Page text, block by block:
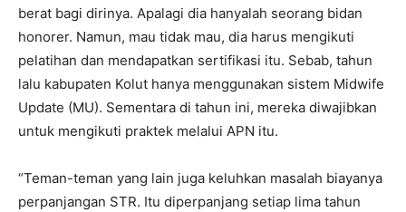
berat bagi dirinya. Apalagi dia hanyalah seorang bidan
honorer. Namun, mau tidak mau, dia harus mengikuti
pelatihan dan mendapatkan sertifikasi itu. Sebab, tahun
lalu kabupaten Kolut hanya menggunakan sistem Midwife
Update (MU). Sementara di tahun ini, mereka diwajibkan
untuk mengikuti praktek melalui APN itu.
“Teman-teman yang lain juga keluhkan masalah biayanya
perpanjangan STR. Itu diperpanjang setiap lima tahun